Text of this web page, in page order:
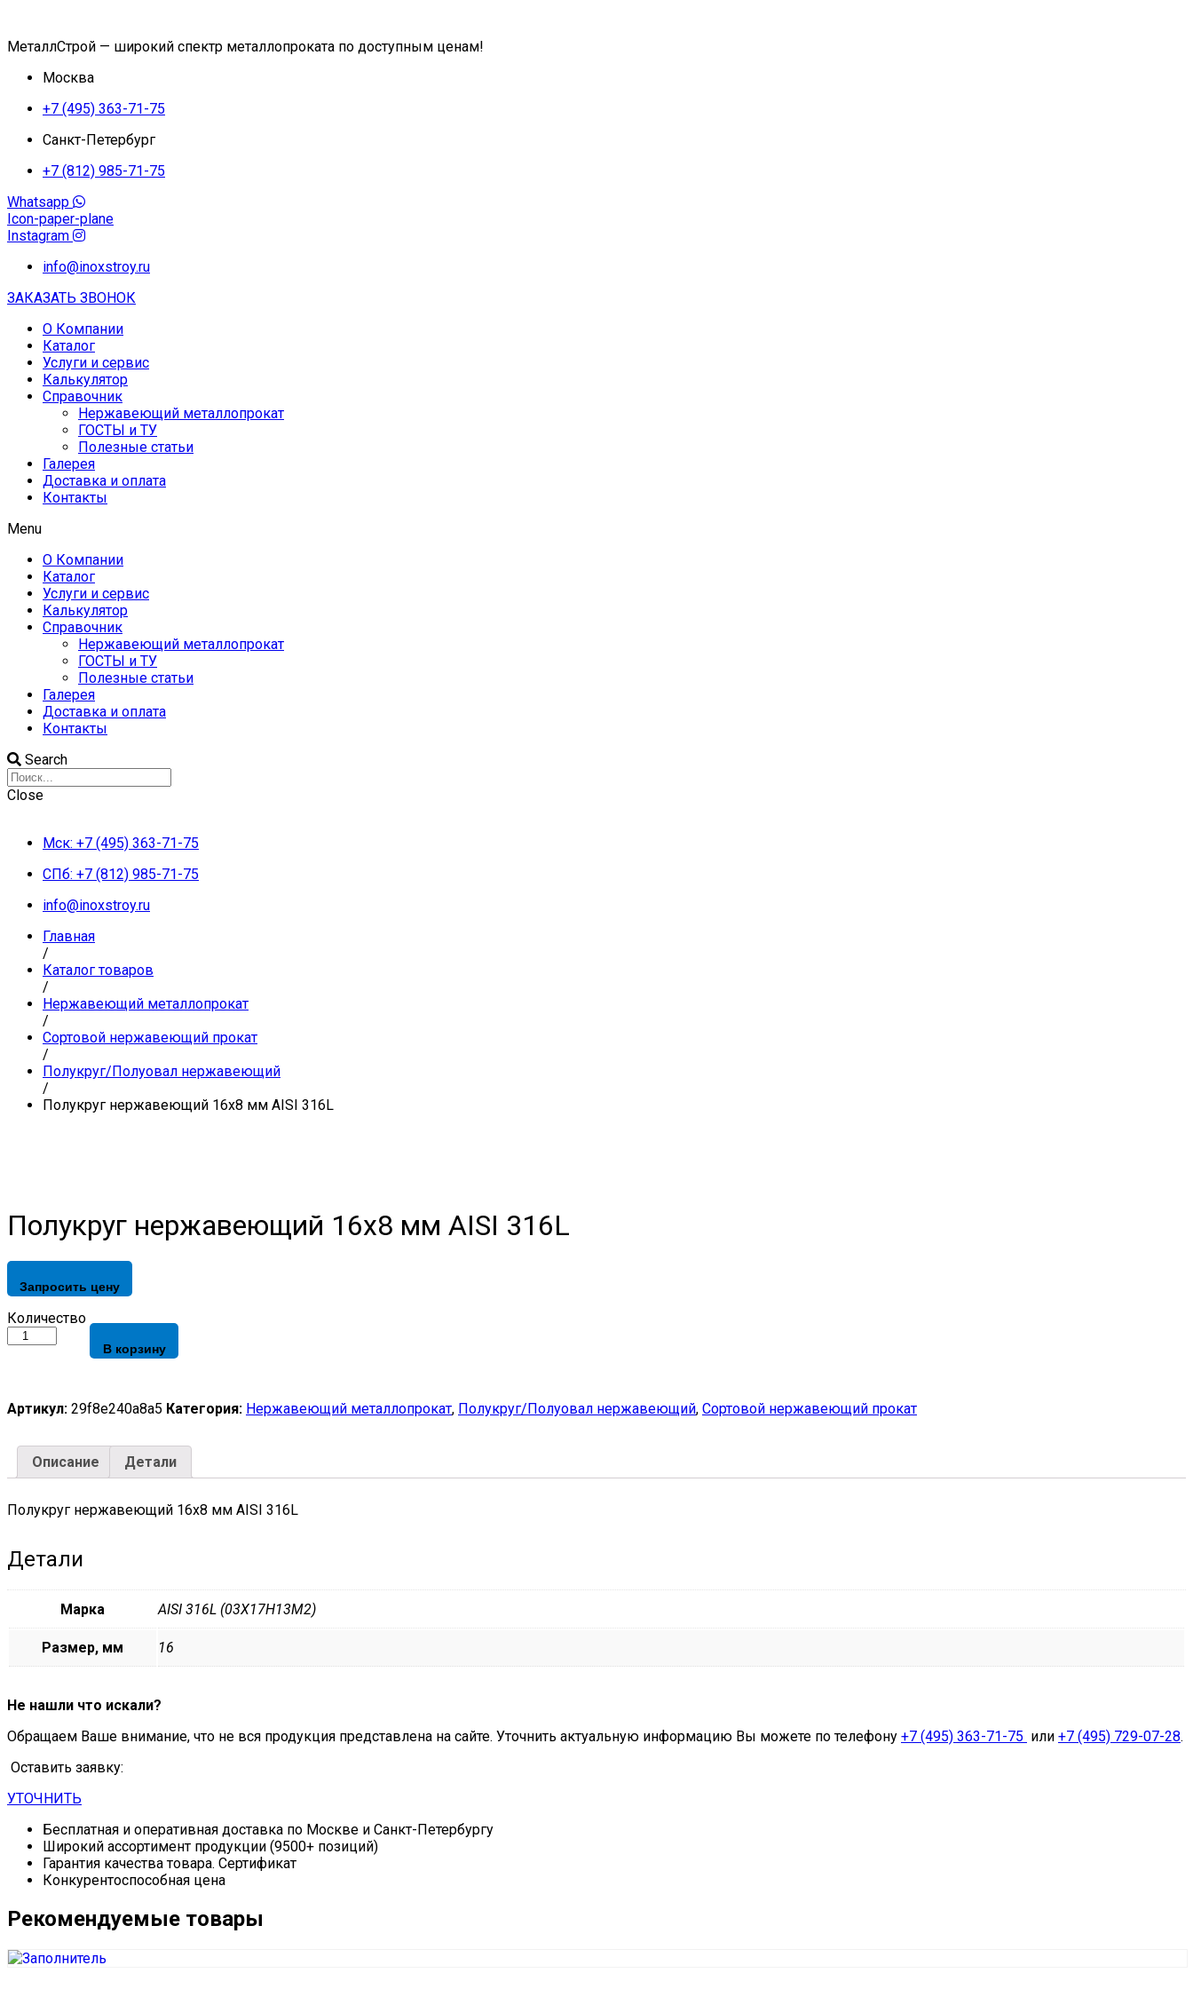
МеталлСтрой — широкий спектр металлопроката по доступным ценам!
Москва
+7 (495) 363-71-75
Санкт-Петербург
+7 (812) 985-71-75
Whatsapp
Icon-paper-plane
Instagram
info@inoxstroy.ru
ЗАКАЗАТЬ ЗВОНОК
О Компании
Каталог
Услуги и сервис
Калькулятор
Справочник
Нержавеющий металлопрокат
ГОСТЫ и ТУ
Полезные статьи
Галерея
Доставка и оплата
Контакты
Menu
О Компании
Каталог
Услуги и сервис
Калькулятор
Справочник
Нержавеющий металлопрокат
ГОСТЫ и ТУ
Полезные статьи
Галерея
Доставка и оплата
Контакты
Search
Close
Мск: +7 (495) 363-71-75
СПб: +7 (812) 985-71-75
info@inoxstroy.ru
Главная
/
Каталог товаров
/
Нержавеющий металлопрокат
/
Сортовой нержавеющий прокат
/
Полукруг/Полуовал нержавеющий
/
Полукруг нержавеющий 16х8 мм AISI 316L
Полукруг нержавеющий 16х8 мм AISI 316L
Запросить цену
Полукруг
нержавеющий
316L
quantity
Количество
В корзину
Артикул: 29f8e240a8a5 Категория: Нержавеющий металлопрокат, Полукруг/Полуовал нержавеющий, Сортовой нержавеющий прокат
Описание Детали
Полукруг нержавеющий 16х8 мм AISI 316L
Детали
Марка AISI 316L (03Х17Н13М2)
Размер, мм 16
Не нашли что искали?
Обращаем Ваше внимание, что не вся продукция представлена на сайте. Уточнить актуальную информацию Вы можете по телефону +7 (495) 363-71-75 или +7 (495) 729-07-28.
Оставить заявку:
УТОЧНИТЬ
Бесплатная и оперативная доставка по Москве и Санкт-Петербургу
Широкий ассортимент продукции (9500+ позиций)
Гарантия качества товара. Сертификат
Конкурентоспособная цена
Рекомендуемые товары